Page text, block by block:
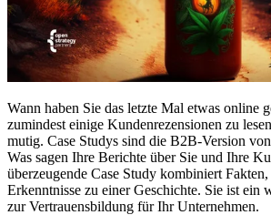
Wann haben Sie das letzte Mal etwas online
zumindest einige Kundenrezensionen zu
mutig. Case Studys sind die B2B-Version
Was sagen Ihre Berichte über Sie und Ihre
überzeugende Case Study kombiniert
Erkenntnisse zu einer Geschichte. Sie ist ein
zur Vertrauensbildung für Ihr Unternehmen.